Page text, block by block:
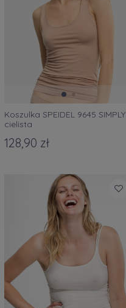
Koszulka SPEIDEL 9645 SIMPLY
cielista
128,90 zł